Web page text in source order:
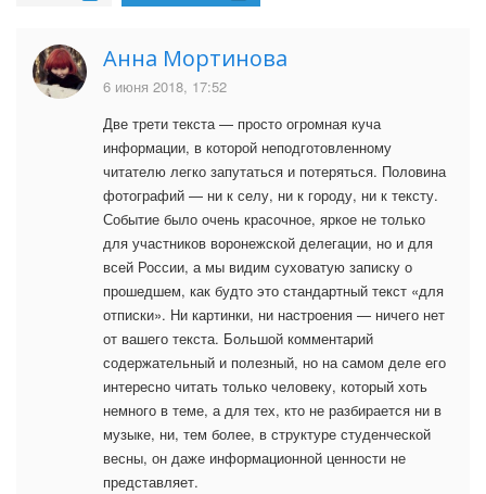
Анна Мортинова
6 июня 2018, 17:52
Две трети текста — просто огромная куча
информации, в которой неподготовленному
читателю легко запутаться и потеряться. Половина
фотографий — ни к селу, ни к городу, ни к тексту.
Событие было очень красочное, яркое не только
для участников воронежской делегации, но и для
всей России, а мы видим суховатую записку о
прошедшем, как будто это стандартный текст «для
отписки». Ни картинки, ни настроения — ничего нет
от вашего текста. Большой комментарий
содержательный и полезный, но на самом деле его
интересно читать только человеку, который хоть
немного в теме, а для тех, кто не разбирается ни в
музыке, ни, тем более, в структуре студенческой
весны, он даже информационной ценности не
представляет.